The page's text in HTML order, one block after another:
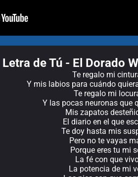
Letra de Tú - El Dorado
Te regalo mi
Y mis labios para cuándo
Te regalo mi
Y las pocas neuronas que
Mis zapatos
El diario en el que
Te doy hasta mis
Pero no te vayas
Porque eres tu mi
La fé con que
La potencia de mi